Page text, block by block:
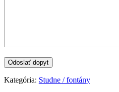
Kategória: Studne / fontány